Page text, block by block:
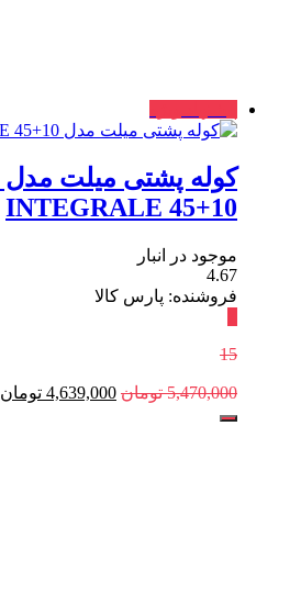
INTEGRALE 45+10
موجود در انبار
4.67
فروشنده: پارس کالا
15
5,470,000 تومان 4,639,000 تومان